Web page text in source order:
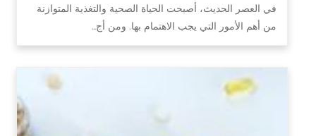
في العصر الحديث، أصبحت الحياة الصحية والتغذية المتوازنة
من أهم الأمور التي يجب الاهتمام بها. ومن أج…